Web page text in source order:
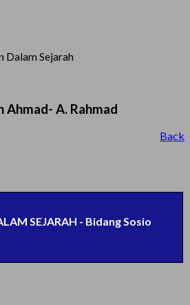
Dalam Sejarah
Ahmad- A. Rahmad
Back
SEJARAH - Bidang Sosio